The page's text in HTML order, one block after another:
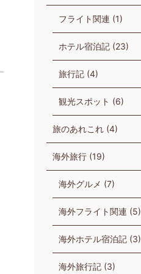
フライト関連 (1)
ホテル宿泊記 (23)
旅行記 (4)
観光スポット (6)
旅のあれこれ (4)
海外旅行 (19)
海外グルメ (7)
海外フライト関連 (5)
海外ホテル宿泊記 (3)
海外旅行記 (3)